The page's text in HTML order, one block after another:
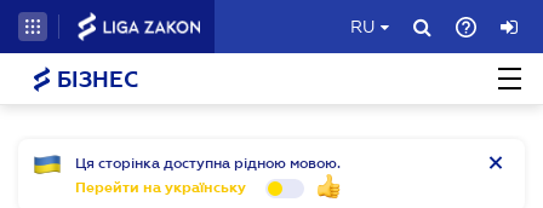
RU
БІЗНЕС
Ця сторінка доступна рідною мовою.
Перейти на українську